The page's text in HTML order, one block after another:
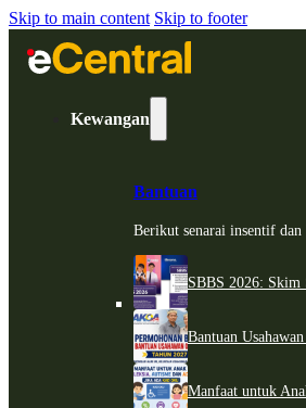
Skip to main content Skip to footer
Kewangan
Bantuan
Berikut senarai insentif
SBBS 2026: Skim
Bantuan
Manfaat untuk